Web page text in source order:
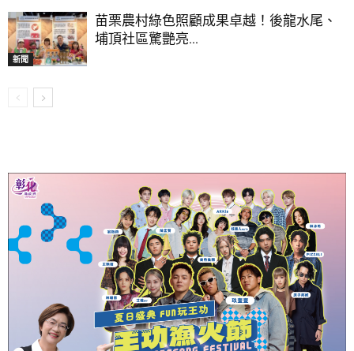
新聞
苗栗農村綠色照顧成果卓越！後龍水尾、
埔頂社區驚艷亮...